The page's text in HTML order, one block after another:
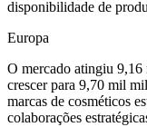
disponibilidade de
Europa
O mercado atingiu 9,16
crescer para 9,70 mil
marcas de cosméticos
colaborações